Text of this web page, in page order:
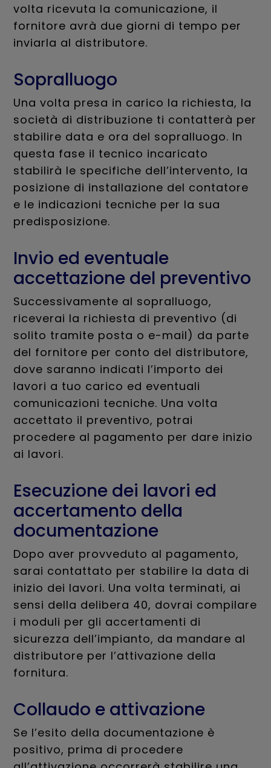
volta ricevuta la comunicazione, il
fornitore avrà due giorni di tempo per
inviarla al distributore.
Sopralluogo
Una volta presa in carico la richiesta, la
società di distribuzione ti contatterà per
stabilire data e ora del sopralluogo. In
questa fase il tecnico incaricato
stabilirà le specifiche dell’intervento, la
posizione di installazione del contatore
e le indicazioni tecniche per la sua
predisposizione.
Invio ed eventuale
accettazione del preventivo
Successivamente al sopralluogo,
riceverai la richiesta di preventivo (di
solito tramite posta o e-mail) da parte
del fornitore per conto del distributore,
dove saranno indicati l’importo dei
lavori a tuo carico ed eventuali
comunicazioni tecniche. Una volta
accettato il preventivo, potrai
procedere al pagamento per dare inizio
ai lavori.
Esecuzione dei lavori ed
accertamento della
documentazione
Dopo aver provveduto al pagamento,
sarai contattato per stabilire la data di
inizio dei lavori. Una volta terminati, ai
sensi della delibera 40, dovrai compilare
i moduli per gli accertamenti di
sicurezza dell’impianto, da mandare al
distributore per l’attivazione della
fornitura.
Collaudo e attivazione
Se l’esito della documentazione è
positivo, prima di procedere